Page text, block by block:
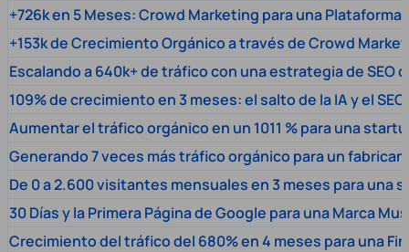
+726k en 5 Meses: Crowd Marketing para una
+153k de Crecimiento Orgánico a través de Crowd
Escalando a 640k+ de tráfico con una estrategia de SEO
109% de crecimiento en 3 meses: el salto de la IA y el SEO
Aumentar el tráfico orgánico en un 1011 % para una
Generando 7 veces más tráfico orgánico para un
De 0 a 2.600 visitantes mensuales en 3 meses para una
30 Días y la Primera Página de Google para una Marca
Crecimiento del tráfico del 680% en 4 meses para una